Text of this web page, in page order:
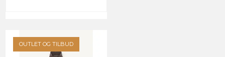
OUTLET OG TILBUD